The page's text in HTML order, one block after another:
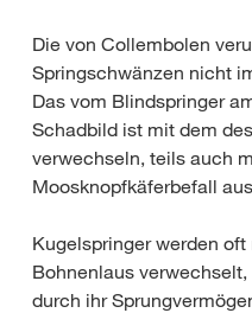
Die von Collembolen
Springschwänzen nicht
Das vom Blindspringer
Schadbild ist mit dem
verwechseln, teils auch
Moosknopfkäferbefall
Kugelspringer werden
Bohnenlaus
durch ihr